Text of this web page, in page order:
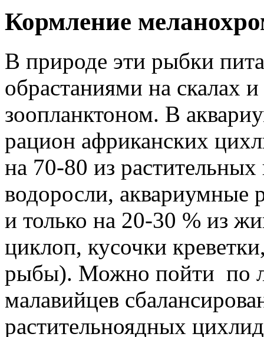
Кормление
В природе эти рыбки
обрастаниями на скалах
зоопланктоном. В
рацион африканских
на 70-80 из
водоросли, аквариумные
и только на 20-30 % из
циклоп, кусочки
рыбы). Можно пойти по
малавийцев
растительноядных